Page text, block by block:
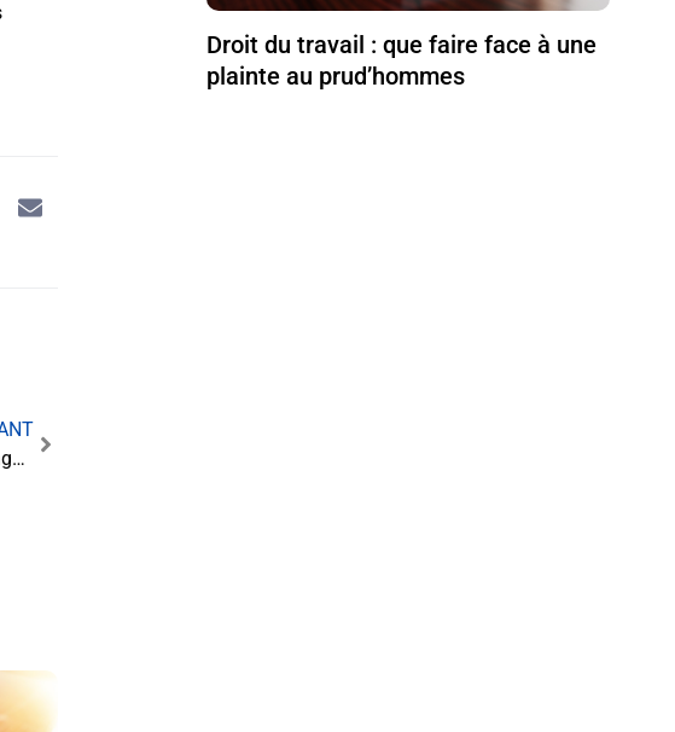
Loi Girardin : comprendre et optimiser les avantages fiscaux pour les investisseurs
Droit du travail : que faire face à une
plainte au prud’hommes